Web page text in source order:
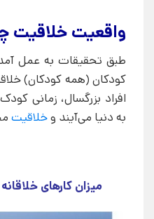
واقعیت خلاقیت
کودکان (همه کودکان)
افراد بزرگسال، زمانی
به دنیا می‌آیند وخلاقیت
میزان کارهای